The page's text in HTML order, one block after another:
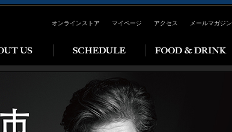
オンラインストア マイページ アクセス メールマガジン